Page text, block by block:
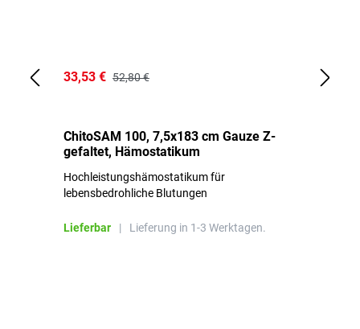
33,53 € 52,80 €
ChitoSAM 100, 7,5x183 cm Gauze Z-
gefaltet, Hämostatikum
Hochleistungshämostatikum für
lebensbedrohliche Blutungen
Lieferbar | Lieferung in 1-3 Werktagen.